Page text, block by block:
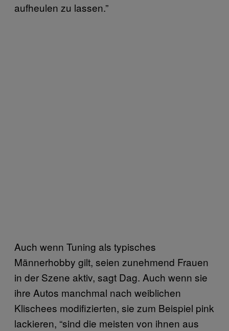
aufheulen zu lassen.”
Auch wenn Tuning als typisches
Männerhobby gilt, seien zunehmend Frauen
in der Szene aktiv, sagt Dag. Auch wenn sie
ihre Autos manchmal nach weiblichen
Klischees modifizierten, sie zum Beispiel pink
lackieren, “sind die meisten von ihnen aus